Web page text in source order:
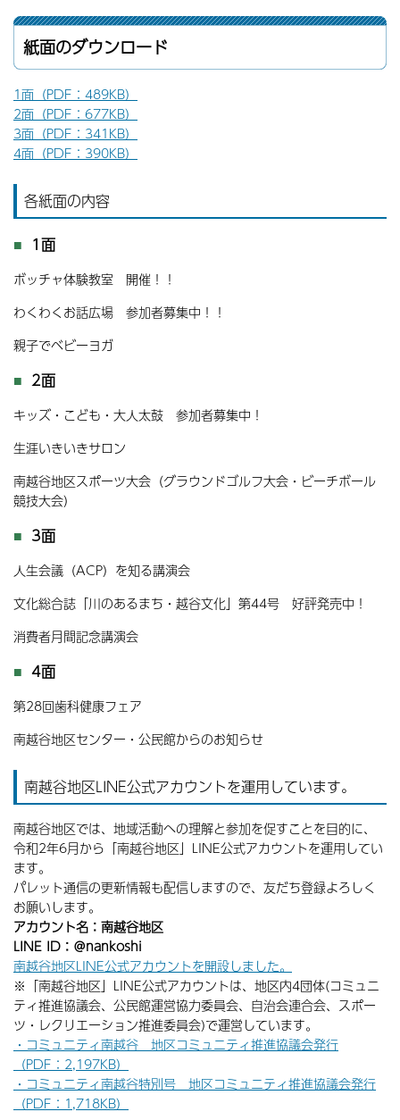
紙面のダウンロード
1面（PDF：489KB）
2面（PDF：677KB）
3面（PDF：341KB）
4面（PDF：390KB）
各紙面の内容
1面
ボッチャ体験教室 開催！！
わくわくお話広場 参加者募集中！！
親子でベビーヨガ
2面
キッズ・こども・大人太鼓 参加者募集中！
生涯いきいきサロン
南越谷地区スポーツ大会（グラウンドゴルフ大会・ビーチボール
競技大会）
3面
人生会議（ACP）を知る講演会
文化総合誌「川のあるまち・越谷文化」第44号 好評発売中！
消費者月間記念講演会
4面
第28回歯科健康フェア
南越谷地区センター・公民館からのお知らせ
南越谷地区LINE公式アカウントを運用しています。
南越谷地区では、地域活動への理解と参加を促すことを目的に、
令和2年6月から「南越谷地区」LINE公式アカウントを運用してい
ます。
パレット通信の更新情報も配信しますので、友だち登録よろしく
お願いします。
アカウント名：南越谷地区
LINE ID：＠nankoshi
南越谷地区LINE公式アカウントを開設しました。
※「南越谷地区」LINE公式アカウントは、地区内4団体(コミュニ
ティ推進協議会、公民館運営協力委員会、自治会連合会、スポー
ツ・レクリエーション推進委員会)で運営しています。
・コミュニティ南越谷 地区コミュニティ推進協議会発行
（PDF：2,197KB）
・コミュニティ南越谷特別号 地区コミュニティ推進協議会発行
（PDF：1,718KB）